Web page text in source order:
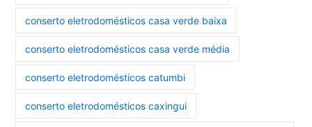
conserto eletrodomésticos casa verde baixa
conserto eletrodomésticos casa verde média
conserto eletrodomésticos catumbi
conserto eletrodomésticos caxingui